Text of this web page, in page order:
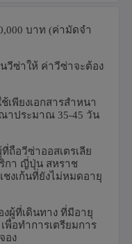
บาท (ค่ามัดจำ
วีซ่าให้ ค่าวีซ่าจะต้อง
เพียงเอกสารสำหนา
ณาประมาณ 35-45 วัน
ถือวีซ่าออสเตรเลีย
กา ญี่ปุ่น สหราช
งเก้นที่ยังไม่หมดอายุ
งผู้ที่เดินทาง ที่มีอายุ
พื่อทำการเตรียมการ
อง